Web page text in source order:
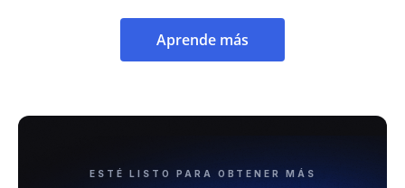
Aprende más
ESTÉ LISTO PARA OBTENER MÁS